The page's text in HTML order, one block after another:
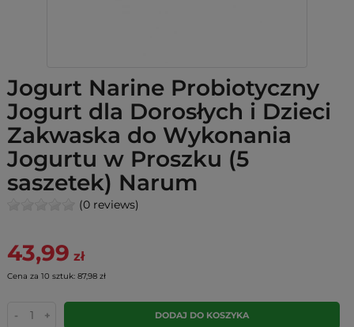
Jogurt Narine Probiotyczny
Jogurt dla Dorosłych i Dzieci
Zakwaska do Wykonania
Jogurtu w Proszku (5
saszetek) Narum
(0 reviews)
43,99 zł
Cena za 10 sztuk: 87,98 zł
- + DODAJ DO KOSZYKA